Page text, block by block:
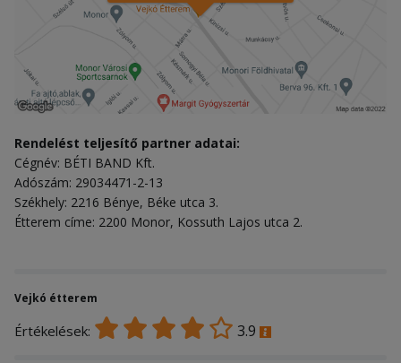
Rendelést teljesítő partner adatai:
Cégnév: BÉTI BAND Kft.
Adószám: 29034471-2-13
Székhely: 2216 Bénye, Béke utca 3.
Étterem címe: 2200 Monor, Kossuth Lajos utca 2.
Vejkó étterem
Értékelések: 3.9